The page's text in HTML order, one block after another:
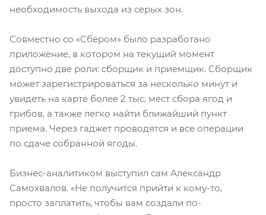
необходимость выхода из серых зон.
Совместно со «Сбером» было разработано
приложение, в котором на текущий момент
доступно две роли: сборщик и приемщик. Сборщик
может зарегистрироваться за несколько минут и
увидеть на карте более 2 тыс. мест сбора ягод и
грибов, а также легко найти ближайший пункт
приема. Через гаджет проводятся и все операции
по сдаче собранной ягоды.
Бизнес-аналитиком выступил сам Александр
Самохвалов. «Не получится прийти к кому-то,
просто заплатить, чтобы вам создали по-